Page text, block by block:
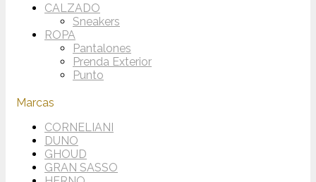
CALZADO
Sneakers
ROPA
Pantalones
Prenda Exterior
Punto
Marcas
CORNELIANI
DUNO
GHOUD
GRAN SASSO